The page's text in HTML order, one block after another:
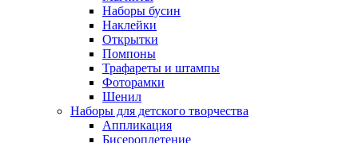
Наборы бусин
Наклейки
Открытки
Помпоны
Трафареты и штампы
Фоторамки
Шенил
Наборы для детского творчества
Аппликация
Бисероплетение